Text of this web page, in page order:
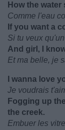
How the
Comme l'eau
If you want a
Si tu veux
And girl, I
Et ma belle, je
I wanna love
Je voudrais
Fogging up
the creek.
Embuer les